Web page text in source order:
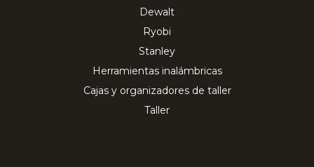
Dewalt
Ryobi
Stanley
Herramientas inalámbricas
Cajas y organizadores de taller
Taller